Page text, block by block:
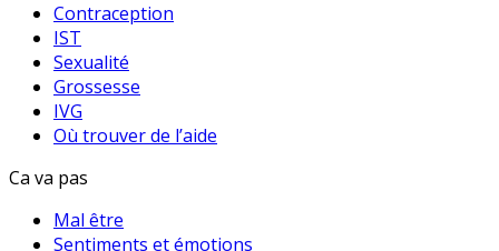
Contraception
IST
Sexualité
Grossesse
IVG
Où trouver de l’aide
Ca va pas
Mal être
Sentiments et émotions